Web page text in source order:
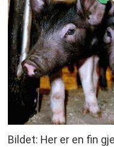
Bildet: Her er en fin